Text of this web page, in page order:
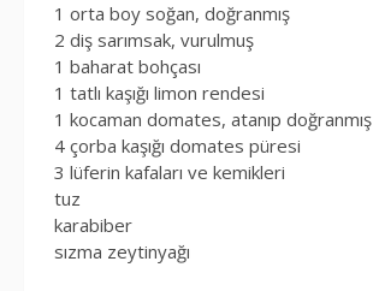
1 orta boy soğan, doğranmış
2 diş sarımsak, vurulmuş
1 baharat bohçası
1 tatlı kaşığı limon rendesi
1 kocaman domates, atanıp doğranmış
4 çorba kaşığı domates püresi
3 lüferin kafaları ve kemikleri
tuz
karabiber
sızma zeytinyağı